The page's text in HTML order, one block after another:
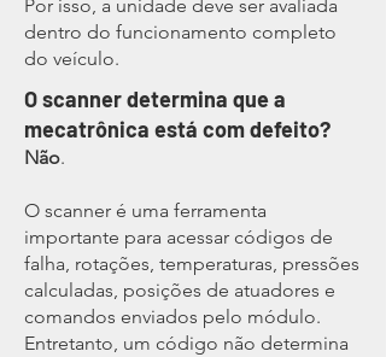
Por isso, a unidade deve ser avaliada
dentro do funcionamento completo
do veículo.
O scanner determina que a
mecatrônica está com defeito?
Não.
O scanner é uma ferramenta
importante para acessar códigos de
falha, rotações, temperaturas, pressões
calculadas, posições de atuadores e
comandos enviados pelo módulo.
Entretanto, um código não determina